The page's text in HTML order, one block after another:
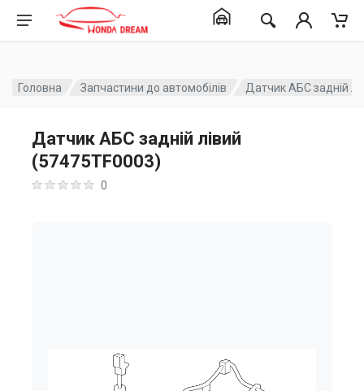
Головна Запчастини до автомобілів Датчик АБС задній
Датчик АБС задній лівий
(57475TF0003)
0